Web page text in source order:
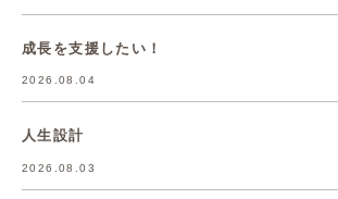
成長を支援したい！
2026.08.04
人生設計
2026.08.03